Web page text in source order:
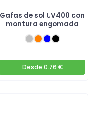
Gafas de sol UV400 con
montura engomada
Desde 0.76 €